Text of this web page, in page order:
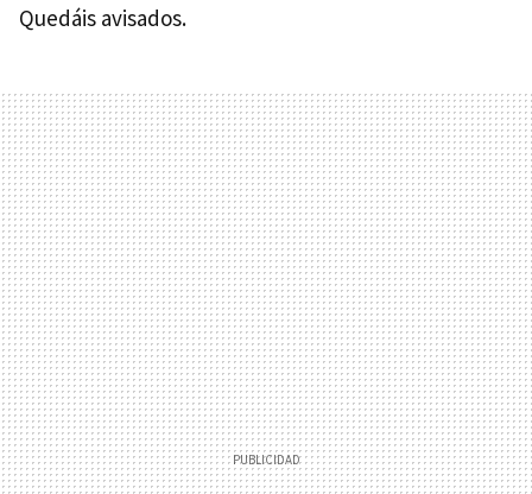
Quedáis avisados.